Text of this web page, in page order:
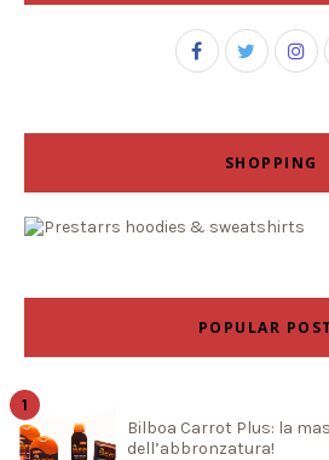
SHOPPING
POPULAR
Bilboa Carrot Plus: la
dell’abbronzatura!